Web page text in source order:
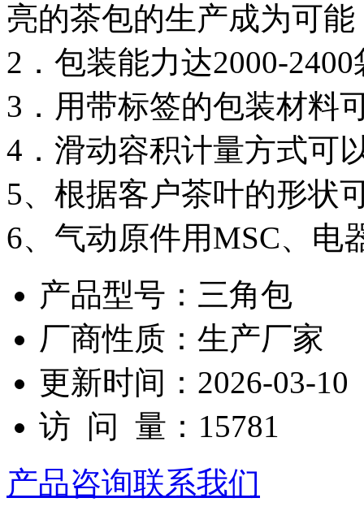
亮的茶包的生产成为可能
2．包装能力达2000-
3．用带标签的包装材料
4．滑动容积计量方式可
5、根据客户茶叶的形状
6、气动原件用MSC、电
产品型号： 三角包
厂商性质： 生产厂家
更新时间： 2026-03-10
访 问 量： 15781
产品咨询联系我们